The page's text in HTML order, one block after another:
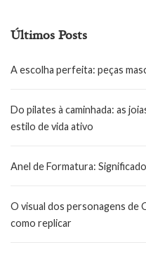
Últimos Posts
A escolha perfeita: peças
Do pilates à caminhada: as
estilo de vida ativo
Anel de Formatura:
O visual dos personagens de
como replicar